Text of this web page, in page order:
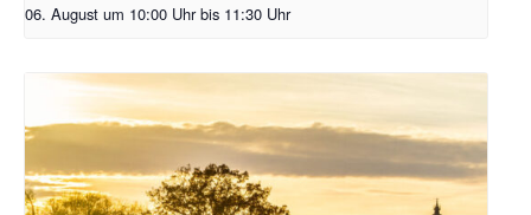
06. August um 10:00 Uhr bis 11:30 Uhr